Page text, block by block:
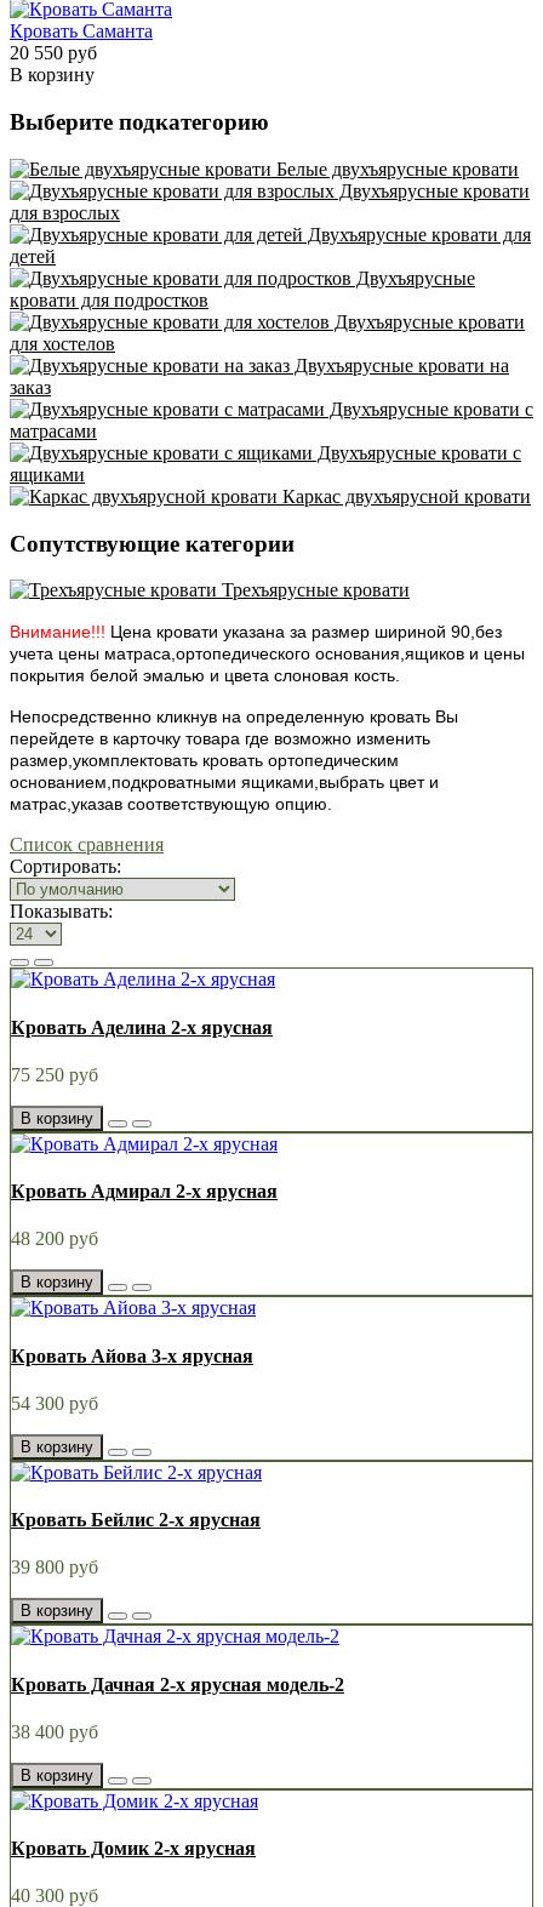
Кровать Саманта
20 550 руб
В корзину
Выберите подкатегорию
Белые двухъярусные кровати
Двухъярусные кровати
для взрослых
Двухъярусные кровати для
детей
Двухъярусные
кровати для подростков
Двухъярусные кровати
для хостелов
Двухъярусные кровати на
заказ
Двухъярусные кровати с
матрасами
Двухъярусные кровати с
ящиками
Каркас двухъярусной кровати
Сопутствующие категории
Трехъярусные кровати
Внимание!!! Цена кровати указана за размер шириной 90,без
учета цены матраса,ортопедического основания,ящиков и цены
покрытия белой эмалью и цвета слоновая кость.
Непосредственно кликнув на определенную кровать Вы
перейдете в карточку товара где возможно изменить
размер,укомплектовать кровать ортопедическим
основанием,подкроватными ящиками,выбрать цвет и
матрас,указав соответствующую опцию.
Список сравнения
Сортировать:
Показывать:
Кровать Аделина 2-х ярусная
75 250 руб
В корзину
Кровать Адмирал 2-х ярусная
48 200 руб
В корзину
Кровать Айова 3-х ярусная
54 300 руб
В корзину
Кровать Бейлис 2-х ярусная
39 800 руб
В корзину
Кровать Дачная 2-х ярусная модель-2
38 400 руб
В корзину
Кровать Домик 2-х ярусная
40 300 руб